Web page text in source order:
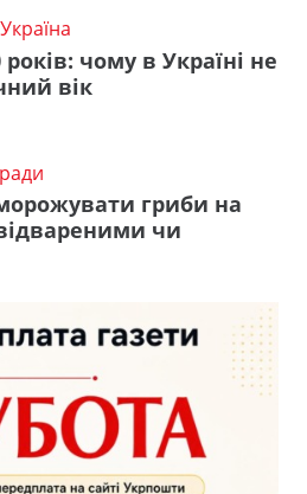
Україна
років: чому в Україні не
вік
гриби на
чи